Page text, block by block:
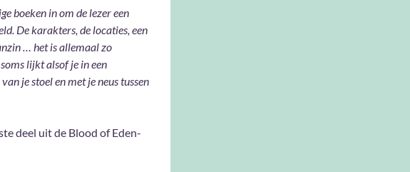
boeken in om de lezer een
De karakters, de locaties, een
… het is allemaal zo
lijkt alsof je in een
je stoel en met je neus tussen
deel uit de Blood of Eden-